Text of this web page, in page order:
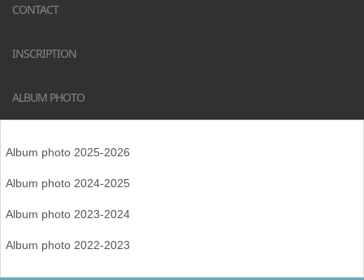
CONTACT
INSCRIPTION
ALBUM PHOTO
Album photo 2025-2026
Album photo 2024-2025
Album photo 2023-2024
Album photo 2022-2023